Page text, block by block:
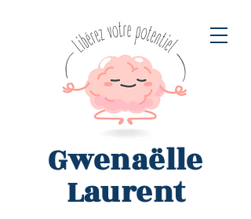
Gwenaëlle
Laurent